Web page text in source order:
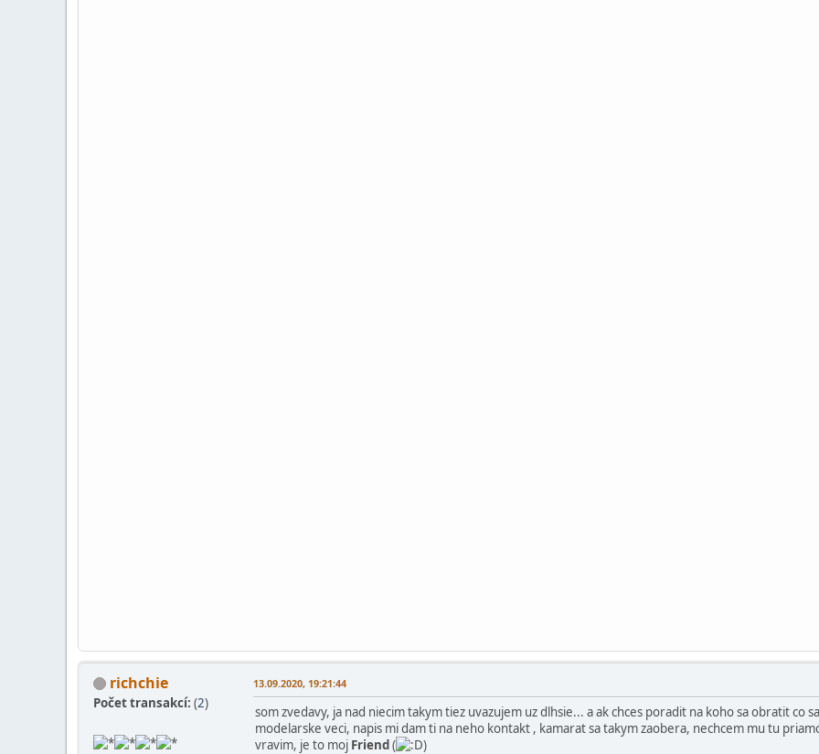
richchie
Počet transakcí: (2)
13.09.2020, 19:21:44
som zvedavy, ja nad niecim takym tiez uvazujem uz dlhsie... a ak chces poradit na koho sa obratit co
modelarske veci, napis mi dam ti na neho kontakt , kamarat sa takym zaobera, nechcem mu tu
vravim, je to moj Friend( )